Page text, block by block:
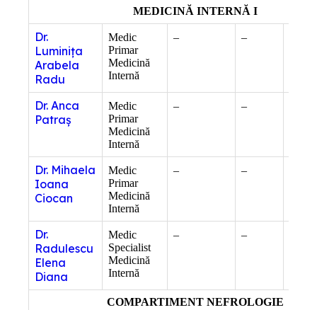
MEDICINĂ INTERNĂ I
Dr.
Luminița
Arabela
Radu
Medic
Primar
Medicină
Internă
– –
Dr. Anca
Patraș
Medic
Primar
Medicină
Internă
– –
Dr. Mihaela
Ioana
Ciocan
Medic
Primar
Medicină
Internă
– –
Dr.
Radulescu
Elena
Diana
Medic
Specialist
Medicină
Internă
– –
COMPARTIMENT NEFROLOGIE